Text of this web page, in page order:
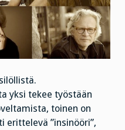
yksi tekee työstään
toinen on
erittelevä ”insinööri”,